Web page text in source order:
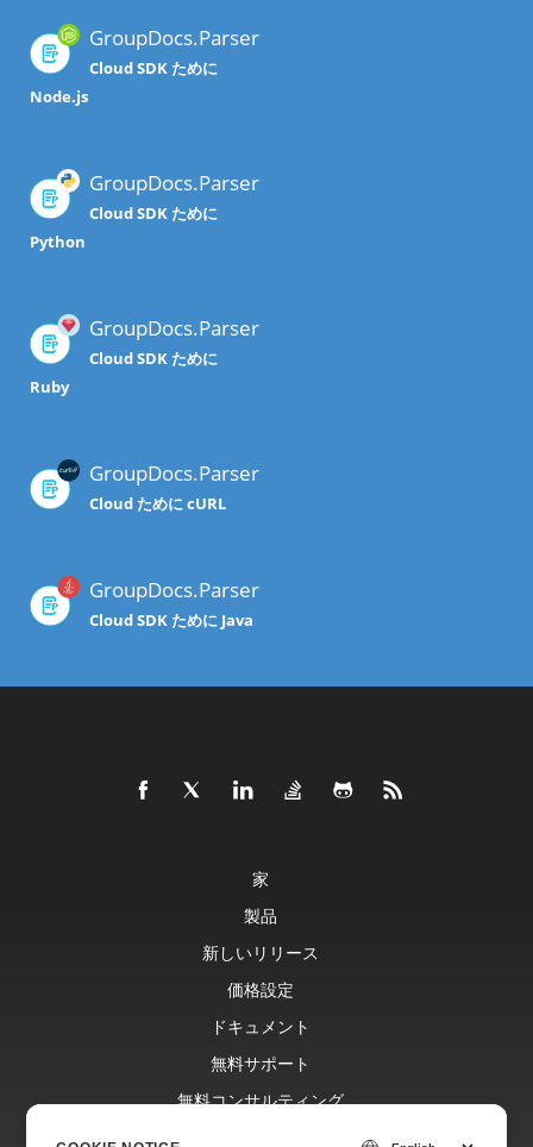
GroupDocs.Parser
Cloud SDK ために
Node.js
GroupDocs.Parser
Cloud SDK ために
Python
GroupDocs.Parser
Cloud SDK ために
Ruby
GroupDocs.Parser
Cloud ために cURL
GroupDocs.Parser
Cloud SDK ために Java
家
製品
新しいリリース
価格設定
ドキュメント
無料サポート
無料コンサルティング